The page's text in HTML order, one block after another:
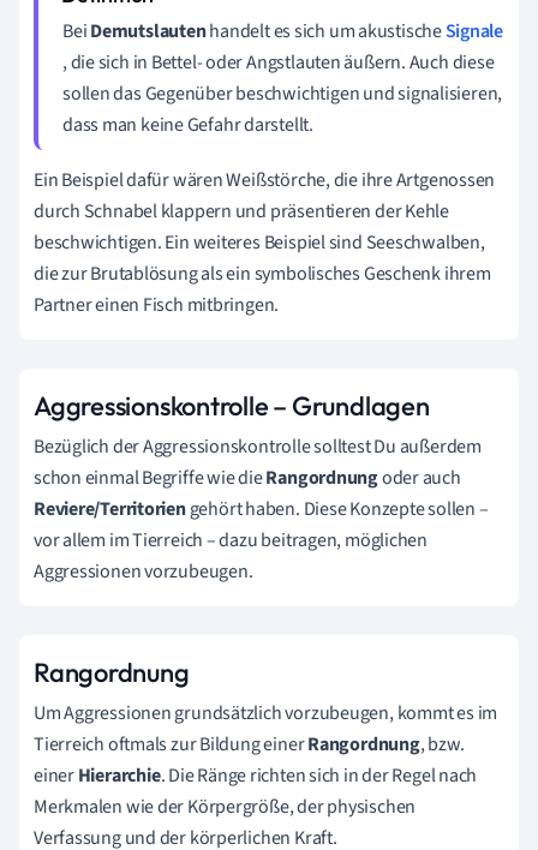
BeiDemutslautenhandelt es sich um akustischeSignale
, die sich in Bettel- oder Angstlauten äußern. Auch diese
sollen das Gegenüber beschwichtigen und signalisieren,
dass man keine Gefahr darstellt.
Ein Beispiel dafür wären Weißstörche, die ihre Artgenossen
durch Schnabel klappern und präsentieren der Kehle
beschwichtigen. Ein weiteres Beispiel sind Seeschwalben,
die zur Brutablösung als ein symbolisches Geschenk ihrem
Partner einen Fisch mitbringen.
Aggressionskontrolle – Grundlagen
Bezüglich der Aggressionskontrolle solltest Du außerdem
schon einmal Begriffe wie dieRangordnungoder auch
Reviere/Territoriengehört haben. Diese Konzepte sollen –
vor allem im Tierreich – dazu beitragen, möglichen
Aggressionen vorzubeugen.
Rangordnung
Um Aggressionen grundsätzlich vorzubeugen, kommt es im
Tierreich oftmals zur Bildung einerRangordnung, bzw.
einerHierarchie. Die Ränge richten sich in der Regel nach
Merkmalen wie der Körpergröße, der physischen
Verfassung und der körperlichen Kraft.